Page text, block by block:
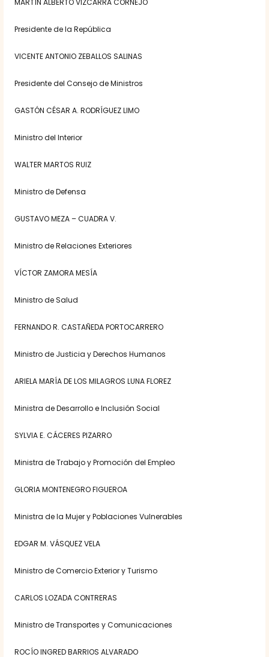
Presidente de la República
VICENTE ANTONIO ZEBALLOS SALINAS
Presidente del Consejo de Ministros
GASTÓN CÉSAR A. RODRÍGUEZ LIMO
Ministro del Interior
WALTER MARTOS RUIZ
Ministro de Defensa
GUSTAVO MEZA – CUADRA V.
Ministro de Relaciones Exteriores
VÍCTOR ZAMORA MESÍA
Ministro de Salud
FERNANDO R. CASTAÑEDA PORTOCARRERO
Ministro de Justicia y Derechos Humanos
ARIELA MARÍA DE LOS MILAGROS LUNA FLOREZ
Ministra de Desarrollo e Inclusión Social
SYLVIA E. CÁCERES PIZARRO
Ministra de Trabajo y Promoción del Empleo
GLORIA MONTENEGRO FIGUEROA
Ministra de la Mujer y Poblaciones Vulnerables
EDGAR M. VÁSQUEZ VELA
Ministro de Comercio Exterior y Turismo
CARLOS LOZADA CONTRERAS
Ministro de Transportes y Comunicaciones
ROCÍO INGRED BARRIOS ALVARADO